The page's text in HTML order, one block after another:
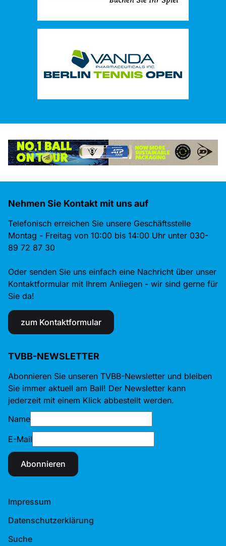
Nehmen Sie Kontakt mit uns auf
Telefonisch erreichen Sie unsere Geschäftsstelle
Montag - Freitag von 10:00 bis 14:00 Uhr unter 030-
89 72 87 30
Oder senden Sie uns einfach eine Nachricht über unser
Kontaktformular mit Ihrem Anliegen - wir sind gerne für
Sie da!
zum Kontaktformular
TVBB-NEWSLETTER
Abonnieren Sie unseren TVBB-Newsletter und bleiben
Sie immer aktuell am Ball! Der Newsletter kann
jederzeit mit einem Klick abbestellt werden.
Name
E-Mail
Abonnieren
Impressum
Datenschutzerklärung
Suche